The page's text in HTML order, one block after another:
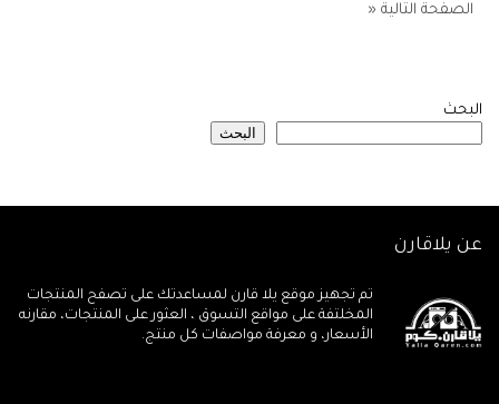
الصفحة التالية «
البحث
البحث
عن يلاقارن
تم تجهيز موقع يلا قارن لمساعدتك على تصفح المنتجات
المخلتفة على مواقع التسوق ، العثور على المنتجات، مقارنه
الأسعار، و معرفة مواصفات كل منتج.